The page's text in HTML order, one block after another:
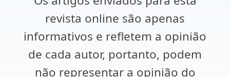
revista online são apenas
informativos e refletem a opinião
de cada autor, portanto, podem
não representar a opinião do